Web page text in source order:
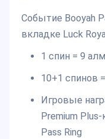
Событие Booyah
вкладке Luck
1 спин = 9
10+1 спинов
Игровые
Premium
Pass Ring